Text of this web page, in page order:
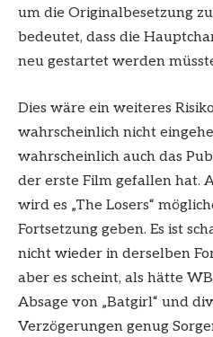
um die Originalbesetzung
bedeutet, dass die
neu gestartet werden
Dies wäre ein weiteres
wahrscheinlich nicht
wahrscheinlich auch das
der erste Film gefallen hat.
wird es „The Losers“
Fortsetzung geben. Es ist
nicht wieder in derselben
aber es scheint, als hätte
Absage von „Batgirl“ und
Verzögerungen genug